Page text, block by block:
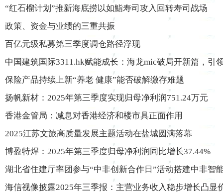
“红石榴计划”推新海底捞以如鮨寿司攻入回转寿司战场
政策、资金与业绩的三重共振
百亿元级私募第三季度调仓路径浮现
中国建筑国际3311.hk赋能成长：海龙mic破局开新篇，引
保险产品持续上新“养老 健康”能否破解缴存难题
扬帆新材：2025年第三季度实现归母净利润751.24万元
香港金管局：减息对香港经济和楼市具正面作用
2025江苏文旅高质量发展主题活动在盐城圆满落幕
博盈特焊：2025年第三季度归母净利润同比增长37.44%
湖北省住建厅率团参与“中非创新合作日”活动搭建中非智
海信视像披露2025年三季报：主营业务收入稳步增长凸显